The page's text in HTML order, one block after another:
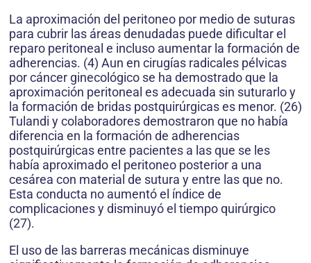
La aproximación del peritoneo por medio de suturas
para cubrir las áreas denudadas puede dificultar el
reparo peritoneal e incluso aumentar la formación de
adherencias. (4) Aun en cirugías radicales pélvicas
por cáncer ginecológico se ha demostrado que la
aproximación peritoneal es adecuada sin suturarlo y
la formación de bridas postquirúrgicas es menor. (26)
Tulandi y colaboradores demostraron que no había
diferencia en la formación de adherencias
postquirúrgicas entre pacientes a las que se les
había aproximado el peritoneo posterior a una
cesárea con material de sutura y entre las que no.
Esta conducta no aumentó el índice de
complicaciones y disminuyó el tiempo quirúrgico
(27).
El uso de las barreras mecánicas disminuye